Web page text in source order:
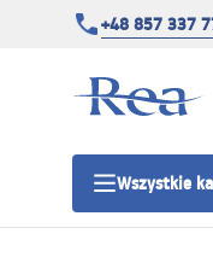
+48 857 337
Wszystkie